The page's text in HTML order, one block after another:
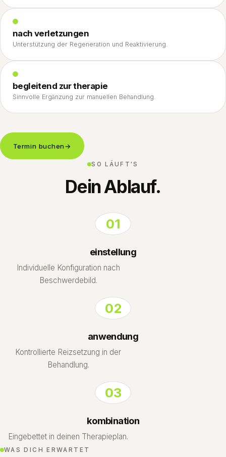
nach verletzungen
Unterstützung der Regeneration und Reaktivierung.
begleitend zur therapie
Sinnvolle Ergänzung zur manuellen Behandlung.
Termin buchen→
SO LÄUFT'S
Dein Ablauf.
01
einstellung
Individuelle Konfiguration nach
Beschwerdebild.
02
anwendung
Kontrollierte Reizsetzung in der
Behandlung.
03
kombination
Eingebettet in deinen Therapieplan.
WAS DICH ERWARTET